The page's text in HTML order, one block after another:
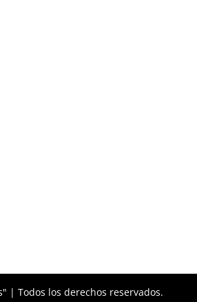
| Todos los derechos reservados.